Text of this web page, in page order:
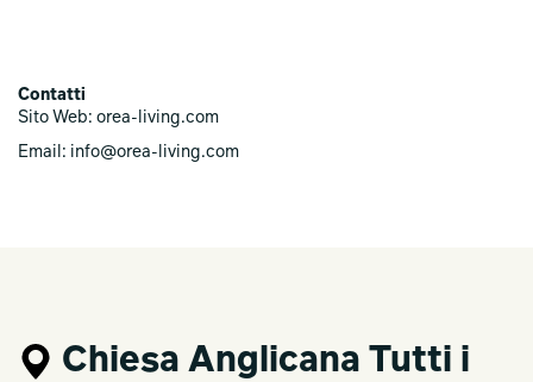
Contatti
Sito Web: orea-living.com
Email: info@orea-living.com
Chiesa Anglicana Tutti i